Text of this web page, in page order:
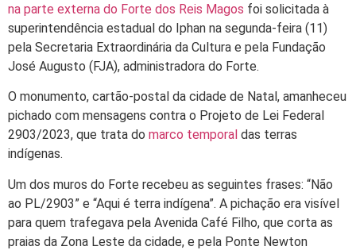
na parte externa do Forte dos Reis Magos foi solicitada à
superintendência estadual do Iphan na segunda-feira (11)
pela Secretaria Extraordinária da Cultura e pela Fundação
José Augusto (FJA), administradora do Forte.
O monumento, cartão-postal da cidade de Natal, amanheceu
pichado com mensagens contra o Projeto de Lei Federal
2903/2023, que trata do marco temporal das terras
indígenas.
Um dos muros do Forte recebeu as seguintes frases: “Não
ao PL/2903” e “Aqui é terra indígena”. A pichação era visível
para quem trafegava pela Avenida Café Filho, que corta as
praias da Zona Leste da cidade, e pela Ponte Newton